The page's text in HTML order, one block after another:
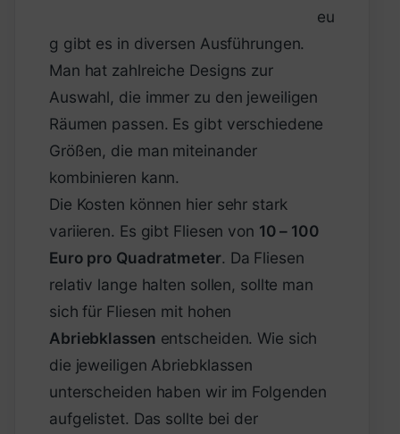
eu
g gibt es in diversen Ausführungen.
Man hat zahlreiche Designs zur
Auswahl, die immer zu den jeweiligen
Räumen passen. Es gibt verschiedene
Größen, die man miteinander
kombinieren kann.
Die Kosten können hier sehr stark
variieren. Es gibt Fliesen von 10 – 100
Euro pro Quadratmeter. Da Fliesen
relativ lange halten sollen, sollte man
sich für Fliesen mit hohen
Abriebklassen entscheiden. Wie sich
die jeweiligen Abriebklassen
unterscheiden haben wir im Folgenden
aufgelistet. Das sollte bei der